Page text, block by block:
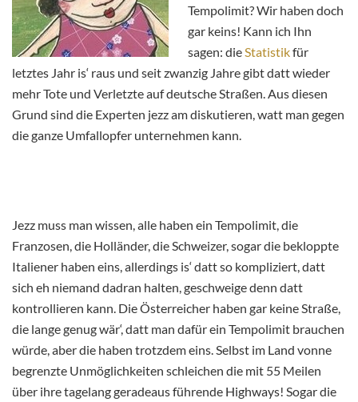
Tempolimit? Wir haben doch
gar keins! Kann ich Ihn
sagen: dieStatistikfür
letztes Jahr is‘ raus und seit zwanzig Jahre gibt datt wieder
mehr Tote und Verletzte auf deutsche Straßen. Aus diesen
Grund sind die Experten jezz am diskutieren, watt man gegen
die ganze Umfallopfer unternehmen kann.
Jezz muss man wissen, alle haben ein Tempolimit, die
Franzosen, die Holländer, die Schweizer, sogar die bekloppte
Italiener haben eins, allerdings is‘ datt so kompliziert, datt
sich eh niemand dadran halten, geschweige denn datt
kontrollieren kann. Die Österreicher haben gar keine Straße,
die lange genug wär‘, datt man dafür ein Tempolimit brauchen
würde, aber die haben trotzdem eins. Selbst im Land vonne
begrenzte Unmöglichkeiten schleichen die mit 55 Meilen
über ihre tagelang geradeaus führende Highways! Sogar die